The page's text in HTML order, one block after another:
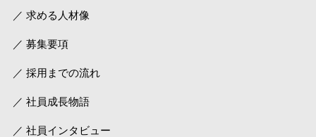
／ 求める人材像
／ 募集要項
／ 採用までの流れ
／ 社員成長物語
／ 社員インタビュー